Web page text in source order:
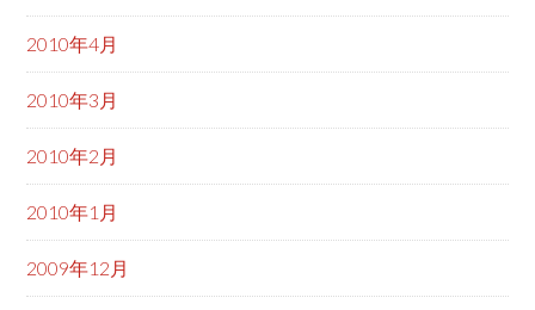
2010年4月
2010年3月
2010年2月
2010年1月
2009年12月